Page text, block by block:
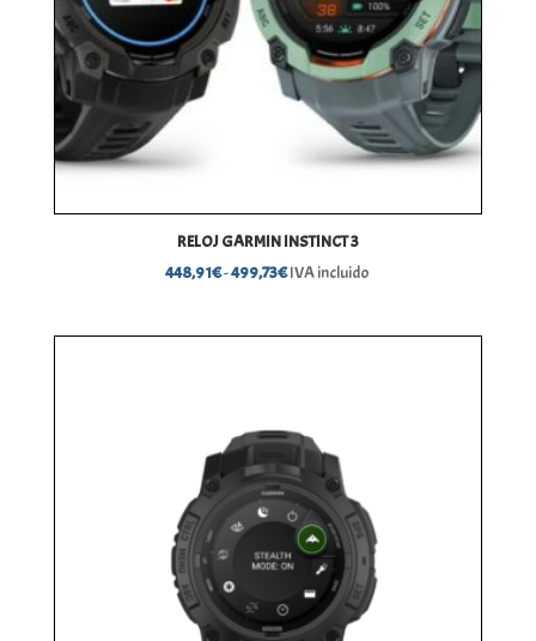
RELOJ GARMIN INSTINCT 3
448,91€-499,73€Rango
499,73€
IVA incluido